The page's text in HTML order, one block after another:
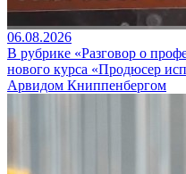
06.08.2026
В рубрике «Разговор о
нового курса «Продюсер
Арвидом Книппенбергом